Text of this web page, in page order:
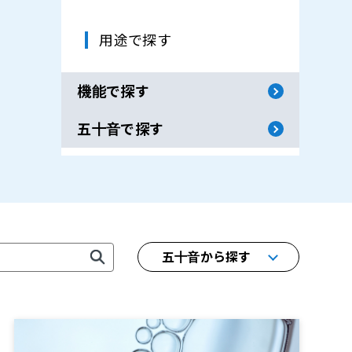
用途で探す
機能で探す
五十音で探す
五十音から探す